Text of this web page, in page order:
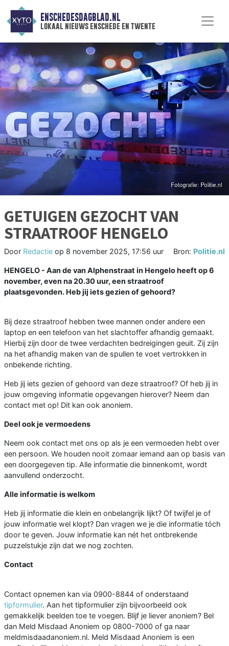
ENSCHEDESDAGBLAD.NL
lokaal nieuws enschede en twente
GETUIGEN GEZOCHT VAN
STRAATROOF HENGELO
Door Redactie op 8 november 2025, 17:56 uur Bron: Politie.nl
HENGELO - Aan de van Alphenstraat in Hengelo heeft op 6
november, even na 20.30 uur, een straatroof
plaatsgevonden. Heb jij iets gezien of gehoord?
Bij deze straatroof hebben twee mannen onder andere een
laptop en een telefoon van het slachtoffer afhandig gemaakt.
Hierbij zijn door de twee verdachten bedreigingen geuit. Zij zijn
na het afhandig maken van de spullen te voet vertrokken in
onbekende richting.
Heb jij iets gezien of gehoord van deze straatroof? Of heb jij in
jouw omgeving informatie opgevangen hierover? Neem dan
contact met op! Dit kan ook anoniem.
Deel ook je vermoedens
Neem ook contact met ons op als je een vermoeden hebt over
een persoon. We houden nooit zomaar iemand aan op basis van
een doorgegeven tip. Alle informatie die binnenkomt, wordt
aanvullend onderzocht.
Alle informatie is welkom
Heb jij informatie die klein en onbelangrijk lijkt? Of twijfel je of
jouw informatie wel klopt? Dan vragen we je die informatie tóch
door te geven. Jouw informatie kan nét het ontbrekende
puzzelstukje zijn dat we nog zochten.
Contact
Contact opnemen kan via 0900-8844 of onderstaand
tipformulier. Aan het tipformulier zijn bijvoorbeeld ook
gemakkelijk beelden toe te voegen. Blijf je liever anoniem? Bel
dan Meld Misdaad Anoniem op 0800-7000 of ga naar
meldmisdaadanoniem.nl. Meld Misdaad Anoniem is een